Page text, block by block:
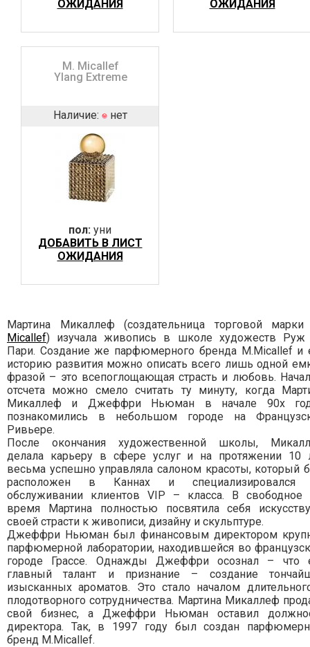
ОЖИДАНИЯ ОЖИДАНИЯ
M. Micallef
Ylang Extreme
Наличие: нет
пол: уни
ДОБАВИТЬ В ЛИСТ
ОЖИДАНИЯ
Мартина Микаллеф (создательница торговой
Micallef) изучала живопись в школе художеств Руж
Пари. Создание же парфюмерного бренда M.Micallef и
историю развития можно описать всего лишь одной
фразой – это всепоглощающая страсть и любовь.
отсчета можно смело считать ту минуту, когда
Микаллеф и Джеффри Ньюман в начале 90х
познакомились в небольшом городе на
Ривьере.
После окончания художественной школы,
делала карьеру в сфере услуг и на протяжении 10
весьма успешно управляла салоном красоты, который
расположен в Каннах и специализировался
обслуживании клиентов VIP – класса. В
время Мартина полностью посвятила себя
своей страсти к живописи, дизайну и скульптуре.
Джеффри Ньюман был финансовым директором
парфюмерной лаборатории, находившейся во
городе Грассе. Однажды Джеффри осознал – что
главный талант и признание – создание
изысканных ароматов. Это стало началом
плодотворного сотрудничества. Мартина Микаллеф
свой бизнес, а Джеффри Ньюман оставил
директора. Так, в 1997 году был создан
бренд M.Micallef.